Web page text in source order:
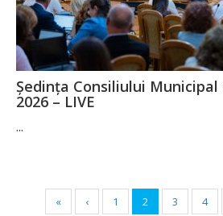
Ședința Consiliului Municipal
2026 – LIVE
...
« ‹ 1 2 3 4